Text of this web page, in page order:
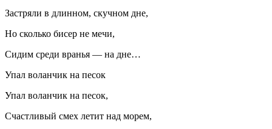
Застряли в длинном, скучном дне,
Но сколько бисер не мечи,
Сидим среди вранья — на дне…
Упал воланчик на песок
Упал воланчик на песок,
Счастливый смех летит над морем,